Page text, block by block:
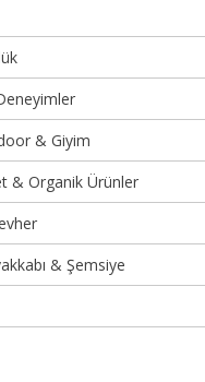
& Giyim
& Organik Ürünler
& Şemsiye